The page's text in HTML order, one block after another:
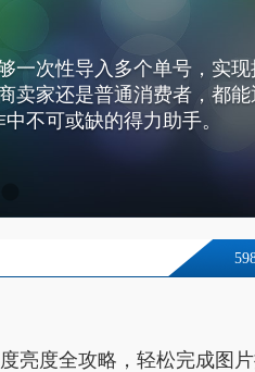
一次性导入多个单号，实
卖家还是普通消费者，都能
不可或缺的得力助手。
亮度全攻略，轻松完成图